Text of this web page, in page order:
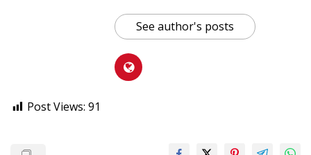
See author's posts
Post Views: 91